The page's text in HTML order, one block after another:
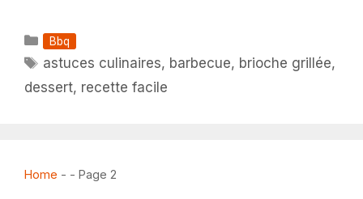
Catégories
Bbq
Étiquettes
astuces culinaires, barbecue, brioche grillée,
dessert, recette facile
Home - - Page 2